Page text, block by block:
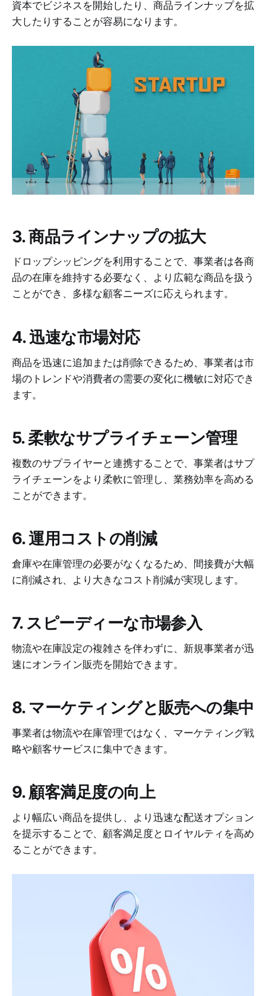
資本でビジネスを開始したり、商品ラインナップを拡
大したりすることが容易になります。
3. 商品ラインナップの拡大
ドロップシッピングを利用することで、事業者は各商
品の在庫を維持する必要なく、より広範な商品を扱う
ことができ、多様な顧客ニーズに応えられます。
4. 迅速な市場対応
商品を迅速に追加または削除できるため、事業者は市
場のトレンドや消費者の需要の変化に機敏に対応でき
ます。
5. 柔軟なサプライチェーン管理
複数のサプライヤーと連携することで、事業者はサプ
ライチェーンをより柔軟に管理し、業務効率を高める
ことができます。
6. 運用コストの削減
倉庫や在庫管理の必要がなくなるため、間接費が大幅
に削減され、より大きなコスト削減が実現します。
7. スピーディーな市場参入
物流や在庫設定の複雑さを伴わずに、新規事業者が迅
速にオンライン販売を開始できます。
8. マーケティングと販売への集中
事業者は物流や在庫管理ではなく、マーケティング戦
略や顧客サービスに集中できます。
9. 顧客満足度の向上
より幅広い商品を提供し、より迅速な配送オプション
を提示することで、顧客満足度とロイヤルティを高め
ることができます。